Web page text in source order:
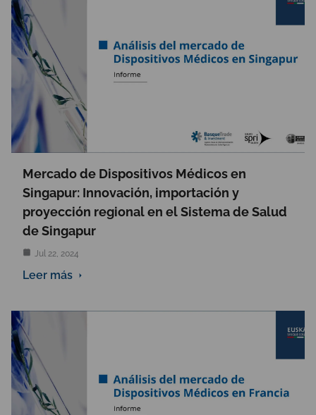
Mercado de Dispositivos Médicos en
Singapur: Innovación, importación y
proyección regional en el Sistema de Salud
de Singapur
Jul 22, 2024
Leer más